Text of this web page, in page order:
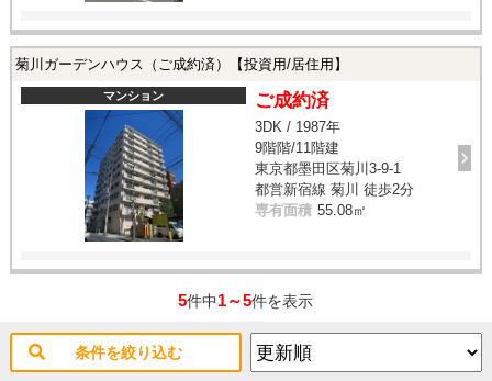
菊川ガーデンハウス（ご成約済）【投資用/居住用】
マンション ご成約済
3DK / 1987年
9階階/11階建
東京都墨田区菊川3-9-1
都営新宿線 菊川 徒歩2分
専有面積 55.08㎡
5件中1～5件を表示
条件を絞り込む